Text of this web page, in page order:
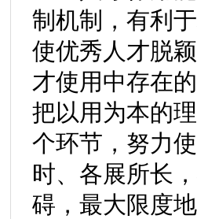
制机制，有利
使优秀人才脱
才使用中存在
把以用为本的
个环节，努力
时、各展所长
碍，最大限度